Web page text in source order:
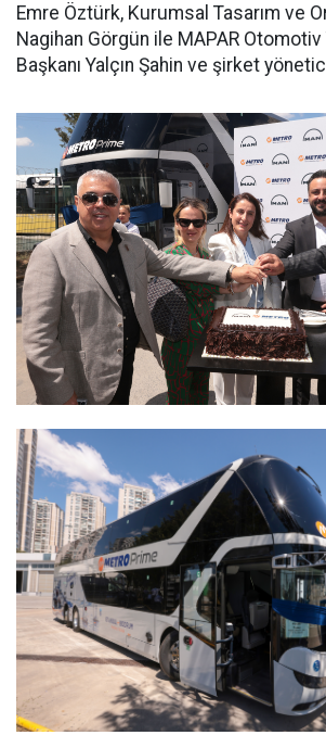
Emre Öztürk, Kurumsal Tasarım ve
Nagihan Görgün ile MAPAR
Başkanı Yalçın Şahin ve şirket